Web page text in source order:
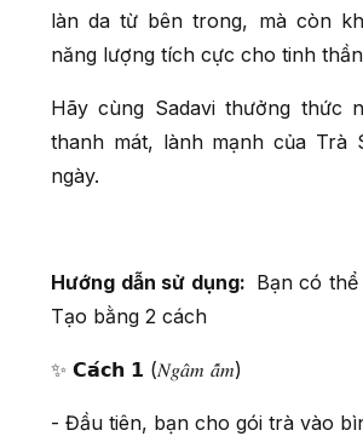
làn da từ bên trong, mà còn
năng lượng tích cực cho tinh
Hãy cùng Sadavi thưởng thức
thanh mát, lành mạnh của Trà
ngày.
Hướng dẫn sử dụng: Bạn có
Tạo bằng 2 cách
✨ 𝗖𝗮́𝗰𝗵 𝟭 (𝑁𝑔𝑎̂𝑚 𝑎̂́𝑚)
- Đầu tiên, bạn cho gói trà vào